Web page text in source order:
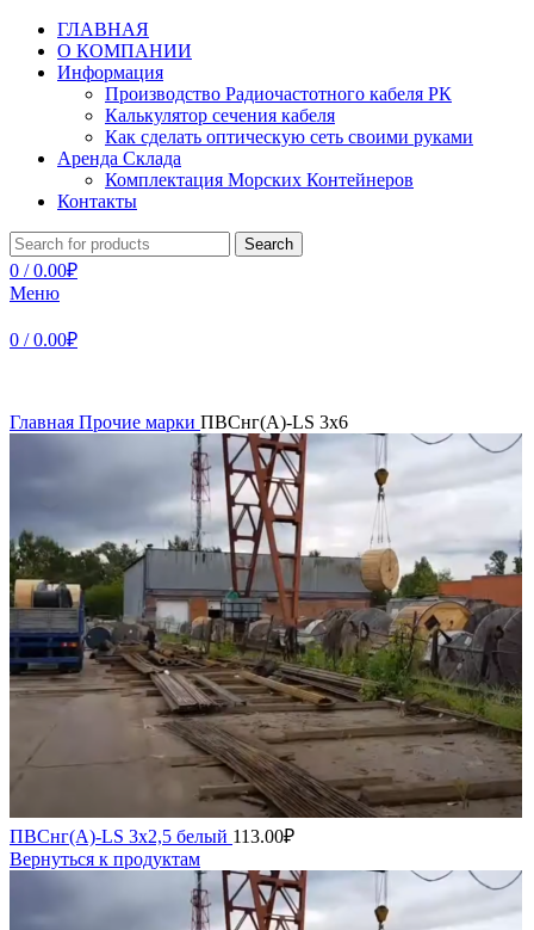
ГЛАВНАЯ
О КОМПАНИИ
Информация
Производство Радиочастотного кабеля РК
Калькулятор сечения кабеля
Как сделать оптическую сеть своими руками
Аренда Склада
Комплектация Морских Контейнеров
Контакты
Search
0 / 0.00₽
Меню
0 / 0.00₽
Главная Прочие марки ПВСнг(А)-LS 3х6
ПВСнг(А)-LS 3х2,5 белый 113.00₽
Вернуться к продуктам